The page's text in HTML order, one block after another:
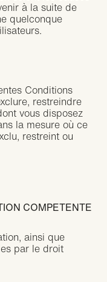
à la suite de
quelconque
Conditions
restreindre
vous disposez
la mesure où ce
restreint ou
COMPETENTE
ainsi que
par le droit